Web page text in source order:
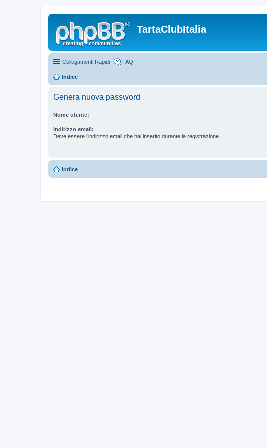
TartaClubItalia
Collegamenti Rapidi FAQ
Indice
Genera nuova password
Nome utente:
Indirizzo email:
Deve essere l’indirizzo email che hai inserito durante la registrazione.
Indice